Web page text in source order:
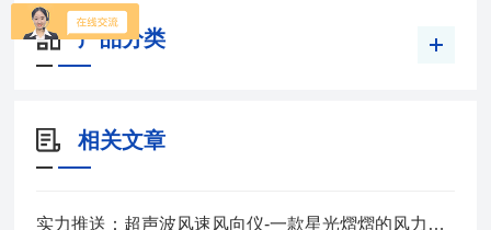
产品分类
相关文章
实力推送：超声波风速风向仪-一款星光熠熠的风力发电风速仪（技术新闻）